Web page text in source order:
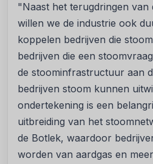
"Naast het terugdringen van
willen we de industrie ook
koppelen bedrijven die
bedrijven die een
de stoominfrastructuur aan
bedrijven stoom kunnen
ondertekening is een
uitbreiding van het
de Botlek, waardoor
worden van aardgas en